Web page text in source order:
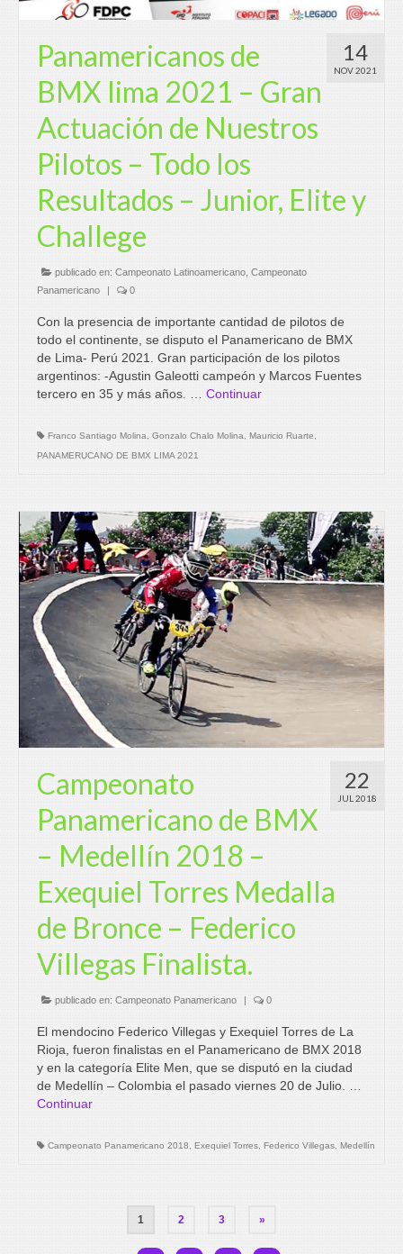
14
NOV 2021
Panamericanos de
BMX lima 2021 – Gran
Actuación de Nuestros
Pilotos – Todo los
Resultados – Junior, Elite y
Challege
publicado en: Campeonato Latinoamericano Campeonato
Panamericano
| 0
Con la presencia de importante cantidad de pilotos de
todo el continente, se disputo el Panamericano de BMX
de Lima- Perú 2021. Gran participación de los pilotos
argentinos: -Agustin Galeotti campeón y Marcos Fuentes
tercero en 35 y más años. … Continuar
Franco Santiago Molina Gonzalo Chalo Molina Mauricio Ruarte
PANAMERUCANO DE BMX LIMA 2021
22
JUL 2018
Campeonato
Panamericano de BMX
– Medellín 2018 –
Exequiel Torres Medalla
de Bronce – Federico
Villegas Finalista.
publicado en: Campeonato Panamericano | 0
El mendocino Federico Villegas y Exequiel Torres de La
Rioja, fueron finalistas en el Panamericano de BMX 2018
y en la categoría Elite Men, que se disputó en la ciudad
de Medellín – Colombia el pasado viernes 20 de Julio. …
Continuar
Campeonato Panamericano 2018 Exequiel Torres Federico Villegas Medellín
1 2 3 »